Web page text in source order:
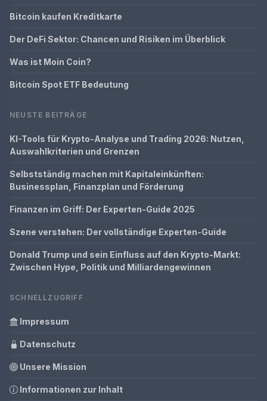
Bitcoin kaufen Kreditkarte
Der DeFi Sektor: Chancen und Risiken im Überblick
Was ist Moin Coin?
Bitcoin Spot ETF Bedeutung
NEUSTE BEITRÄGE
KI-Tools für Krypto-Analyse und Trading 2026: Nutzen,
Auswahlkriterien und Grenzen
Selbstständig machen mit Kapitaleinkünften:
Businessplan, Finanzplan und Förderung
Finanzen im Griff: Der Experten-Guide 2025
Szene verstehen: Der vollständige Experten-Guide
Donald Trump und sein Einfluss auf den Krypto-Markt:
Zwischen Hype, Politik und Milliardengewinnen
SCHNELLZUGRIFF
Impressum
Datenschutz
Unsere Mission
Informationen zur Inhalt